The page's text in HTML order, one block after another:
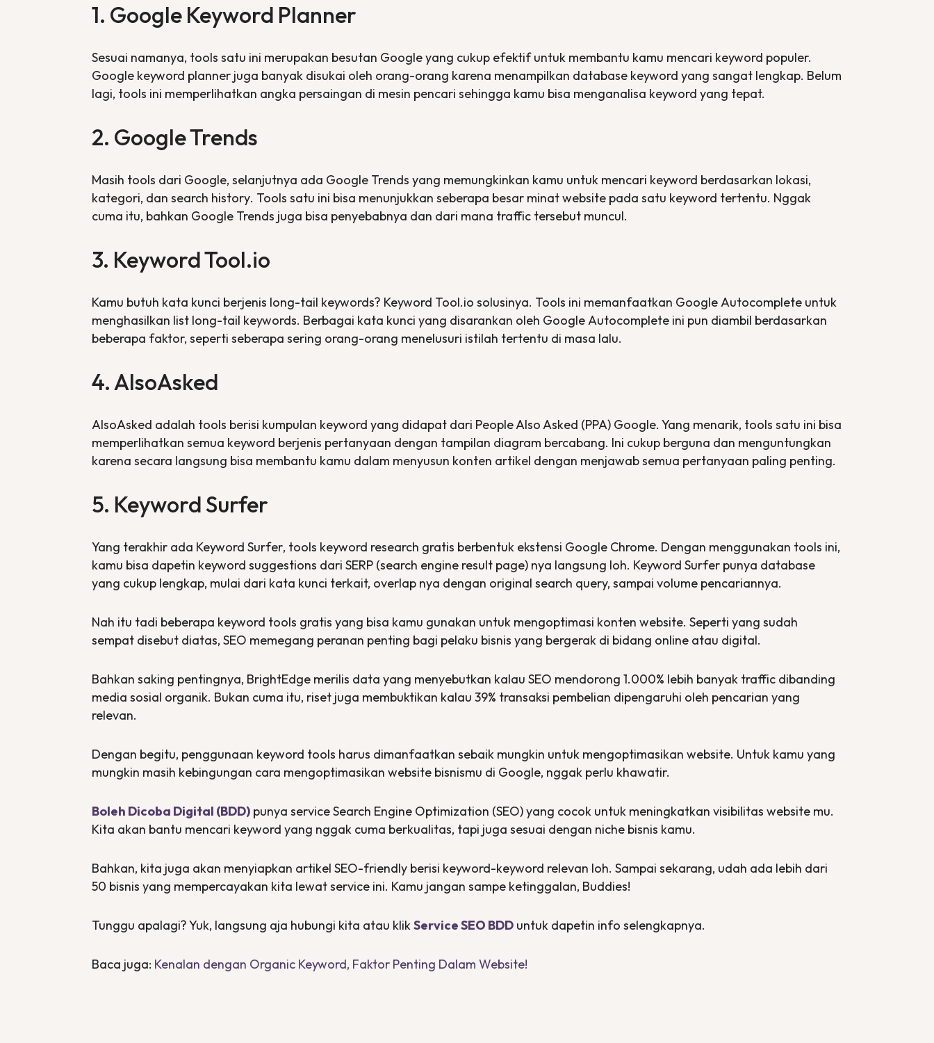
1. Google Keyword Planner
Sesuai namanya, tools satu ini merupakan besutan Google yang cukup efektif untuk membantu kamu mencari keyword populer.
Google keyword planner juga banyak disukai oleh orang-orang karena menampilkan database keyword yang sangat lengkap. Belum
lagi, tools ini memperlihatkan angka persaingan di mesin pencari sehingga kamu bisa menganalisa keyword yang tepat.
2. Google Trends
Masih tools dari Google, selanjutnya ada Google Trends yang memungkinkan kamu untuk mencari keyword berdasarkan lokasi,
kategori, dan search history. Tools satu ini bisa menunjukkan seberapa besar minatwebsite pada satu keyword tertentu. Nggak
cuma itu, bahkan Google Trends juga bisa penyebabnya dan dari mana traffic tersebut muncul.
3. Keyword Tool.io
Kamu butuh kata kunci berjenis long-tail keywords? Keyword Tool.io solusinya. Tools ini memanfaatkan GoogleAutocomplete untuk
menghasilkan list long-tail keywords. Berbagai kata kunci yang disarankan oleh GoogleAutocomplete ini pun diambil berdasarkan
beberapa faktor, seperti seberapa sering orang-orang menelusuri istilah tertentu di masa lalu.
4. AlsoAsked
AlsoAsked adalah tools berisi kumpulan keyword yang didapat dari People Also Asked (PPA) Google. Yang menarik, tools satu ini bisa
memperlihatkan semua keyword berjenis pertanyaan dengan tampilan diagram bercabang. Ini cukup berguna dan menguntungkan
karena secara langsung bisa membantu kamu dalam menyusun konten artikel dengan menjawab semua pertanyaan paling penting.
5. Keyword Surfer
Yang terakhir ada Keyword Surfer, tools keyword research gratis berbentuk ekstensi Google Chrome. Dengan menggunakan tools ini,
kamu bisa dapetin keyword suggestions dari SERP (search engine result page) nya langsung loh. Keyword Surfer punya database
yang cukup lengkap, mulai dari kata kunci terkait, overlap nya dengan original search query, sampai volume pencariannya.
Nah itu tadi beberapa keyword tools gratis yang bisa kamu gunakan untuk mengoptimasi konten website. Seperti yang sudah
sempat disebut diatas, SEO memegang peranan penting bagi pelaku bisnis yang bergerak di bidang online atau digital.
Bahkan saking pentingnya, BrightEdge merilis data yang menyebutkan kalau SEO mendorong 1.000% lebih banyak traffic dibanding
media sosial organik. Bukan cuma itu, riset juga membuktikan kalau 39% transaksi pembelian dipengaruhi oleh pencarian yang
relevan.
Dengan begitu, penggunaan keyword tools harus dimanfaatkan sebaik mungkin untuk mengoptimasikan website. Untuk kamu yang
mungkin masih kebingungan cara mengoptimasikan website bisnismu di Google, nggak perlu khawatir.
Boleh Dicoba Digital (BDD) punya serviceSearch Engine Optimization (SEO) yang cocok untuk meningkatkan visibilitas website mu.
Kita akan bantu mencari keyword yang nggak cuma berkualitas, tapi juga sesuai dengan niche bisnis kamu.
Bahkan, kita juga akan menyiapkan artikel SEO-friendly berisi keyword-keyword relevan loh. Sampai sekarang, udah ada lebih dari
50 bisnis yang mempercayakan kita lewatservice ini. Kamu jangan sampe ketinggalan, Buddies!
Tunggu apalagi? Yuk, langsung aja hubungi kita atau klikService SEO BDD untuk dapetin info selengkapnya.
Baca juga: Kenalan dengan Organic Keyword, Faktor Penting Dalam Website!